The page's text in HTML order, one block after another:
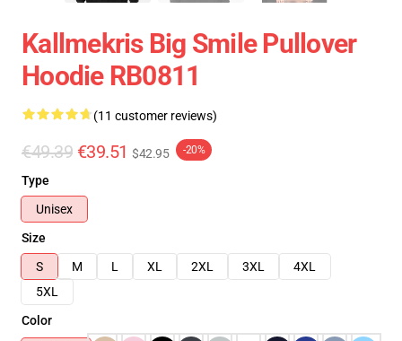
Kallmekris Big Smile Pullover
Hoodie RB0811
(11 customer reviews)
€49.39 €39.51 $42.95 -20%
Type
Unisex
Size
S
M L XL 2XL 3XL
4XL
5XL
Color